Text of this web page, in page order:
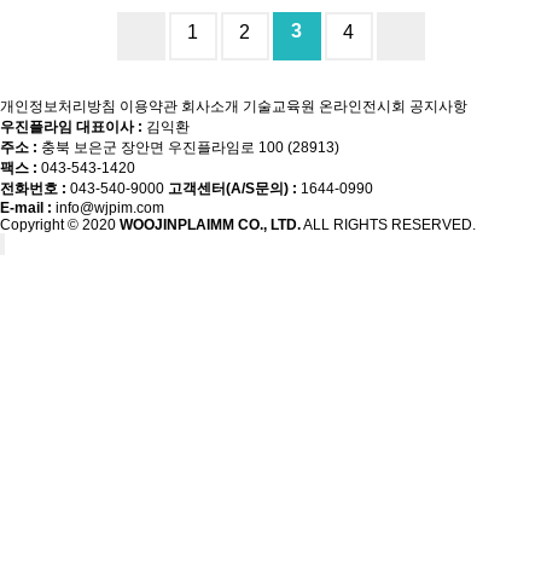
1 2 3 4
개인정보처리방침 이용약관 회사소개 기술교육원 온라인전시회 공지사항
우진플라임 대표이사 : 김익환
주소 : 충북 보은군 장안면 우진플라임로 100 (28913)
팩스 : 043-543-1420
전화번호 : 043-540-9000 고객센터(A/S문의) : 1644-0990
E-mail : info@wjpim.com
Copyright © 2020 WOOJINPLAIMM CO., LTD.ALL RIGHTS RESERVED.